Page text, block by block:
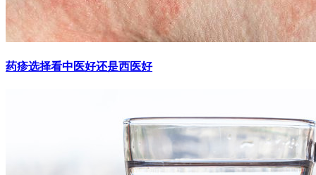
药疹选择看中医好还是西医好